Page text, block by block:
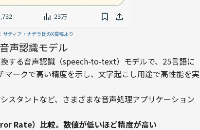
サティア・ナデラ氏のX投稿より
声認識モデル
する音声認識（speech-to-text）モデルで、25言語に
ークで高い精度を示し、文字起こし用途で高性能を実
スタントなど、さまざまな音声処理アプリケーション
Rate）比較。数値が低いほど精度が高い